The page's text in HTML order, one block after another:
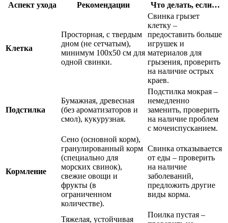
Аспект ухода Рекомендации Что делать, если…
Клетка
Просторная, с твердым
дном (не сетчатым),
минимум 100х50 см для
одной свинки.
Свинка грызет
клетку –
предоставить больше
игрушек и
материалов для
грызения, проверить
на наличие острых
краев.
Подстилка
Бумажная, древесная
(без ароматизаторов и
смол), кукурузная.
Подстилка мокрая –
немедленно
заменить, проверить
на наличие проблем
с мочеиспусканием.
Кормление
Сено (основной корм),
гранулированный корм
(специально для
морских свинок),
свежие овощи и
фрукты (в
ограниченном
количестве).
Свинка отказывается
от еды – проверить
на наличие
заболеваний,
предложить другие
виды корма.
Тяжелая, устойчивая
Поилка пустая –